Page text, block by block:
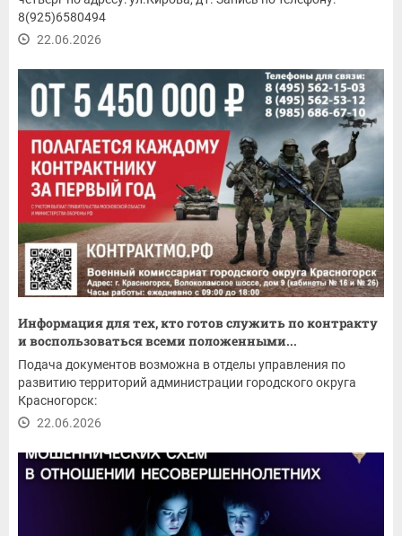
8(925)6580494
22.06.2026
Информация для тех, кто готов служить по контракту
и воспользоваться всеми положенными...
Подача документов возможна в отделы управления по
развитию территорий администрации городского округа
Красногорск:
22.06.2026